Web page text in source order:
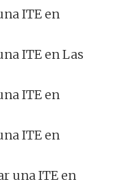
ITE en
ITE en Las
ITE en
ITE en
una ITE en